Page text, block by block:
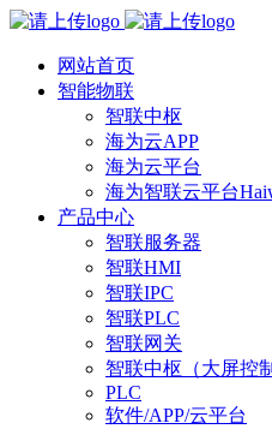
网站首页
智能物联
智联中枢
海为云APP
海为云平台
海为智联云平台
产品中心
智联服务器
智联HMI
智联IPC
智联PLC
智联网关
智联中枢（大屏控
PLC
软件/APP/云平台